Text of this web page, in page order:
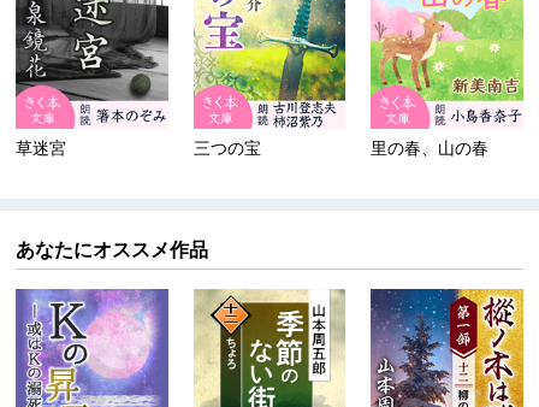
草迷宮 三つの宝 里の春、山の春
あなたにオススメ作品